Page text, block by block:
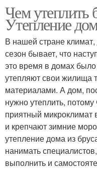
Чем утеплить
Утепление
В нашей стране
сезон бывает, что
это время в домах
утепляют свои жилища
материалами. А дом,
нужно утеплить, потому
приятный микроклимат
и крепчают зимние
утепление дома из
нанимать
выполнить и